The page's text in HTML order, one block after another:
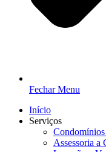
Fechar Menu
Início
Serviços
Condomínios
Assessoria a